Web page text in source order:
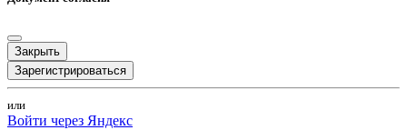
Закрыть
Зарегистрироваться
или
Войти через Яндекс